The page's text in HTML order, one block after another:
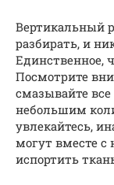
Вертикальный
разбирать, и
Единственное,
Посмотрите
смазывайте
небольшим
увлекайтесь,
могут вместе с
испортить